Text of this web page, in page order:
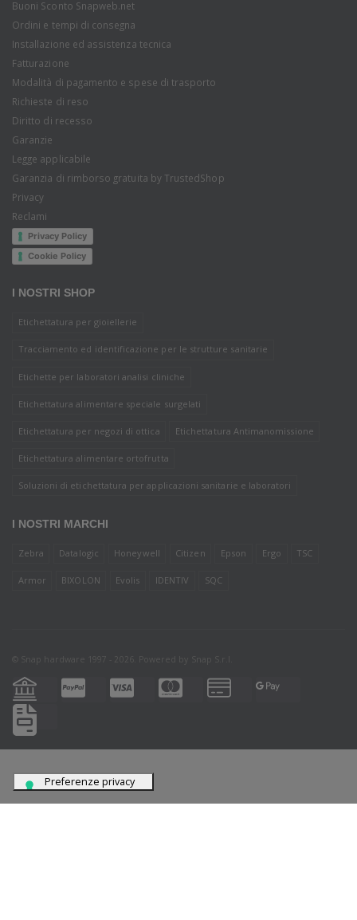
Buoni Sconto Snapweb.net
Ordini e tempi di consegna
Installazione ed assistenza tecnica
Fatturazione
Modalità di pagamento e spese di trasporto
Richieste di reso
Diritto di recesso
Garanzie
Legge applicabile
Garanzia di rimborso gratuita by TrustedShop
Privacy
Reclami
Privacy Policy
Cookie Policy
I NOSTRI SHOP
Etichettatura per gioiellerie
Tracciamento ed identificazione per le strutture sanitarie
Etichette per laboratori analisi cliniche
Etichettatura alimentare speciale surgelati
Etichettatura per negozi di ottica Etichettatura Antimanomissione
Etichettatura alimentare ortofrutta
Soluzioni di etichettatura per applicazioni sanitarie e laboratori
I NOSTRI MARCHI
Zebra Datalogic Honeywell Citizen Epson Ergo TSC
Armor BIXOLON Evolis IDENTIV SQC
© Snap hardware 1997 - 2026. Powered by Snap S.r.l.